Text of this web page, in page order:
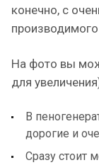
конечно, с
На фото вы
для
В
дорогие и
Сразу стоит